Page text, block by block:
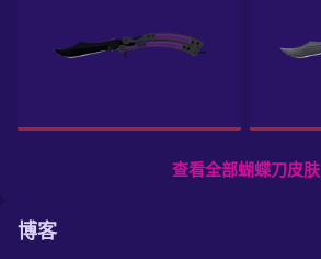
查看全部蝴蝶刀皮肤
博客